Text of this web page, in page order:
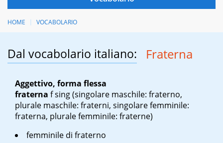
HOME VOCABOLARIO
Dal vocabolario italiano: Fraterna
Aggettivo, forma flessa
fraterna f sing(singolare maschile: fraterno,
plurale maschile: fraterni, singolare femminile:
fraterna, plurale femminile: fraterne)
femminile di fraterno